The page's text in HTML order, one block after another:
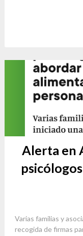
Alerta en
Varias familias y
recogida de firmas